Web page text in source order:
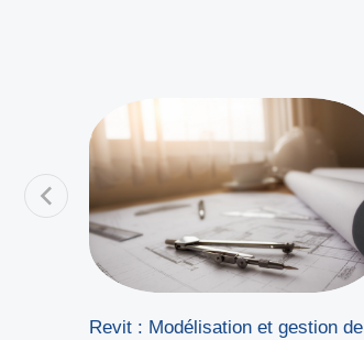
Revit : Modélisation et gestion de